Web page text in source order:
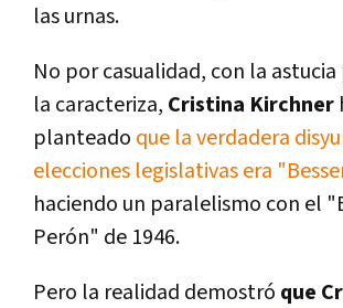
las urnas.
No por casualidad, con la
la caracteriza, Cristina Kirchner
planteado que la verdadera
elecciones legislativas era
haciendo un paralelismo con el
Perón" de 1946.
Pero la realidad demostró que